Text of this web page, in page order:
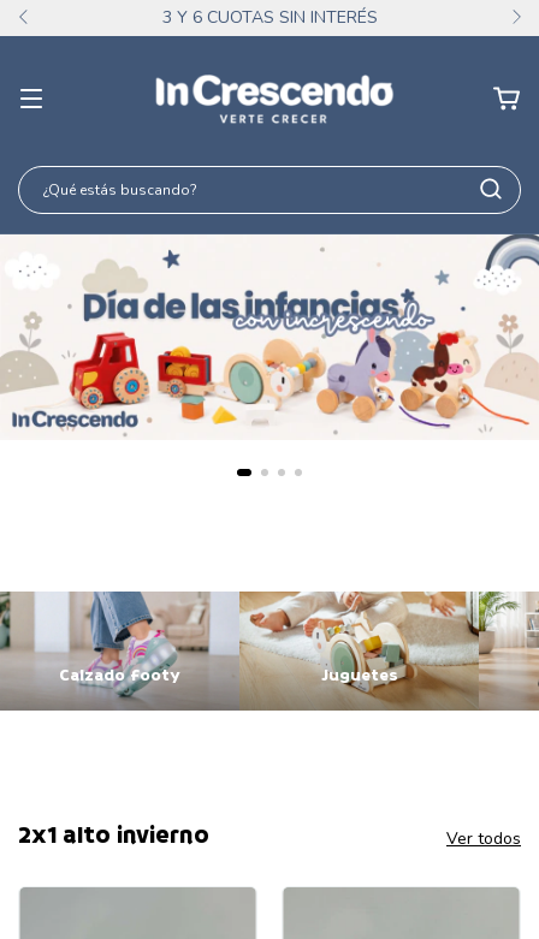
3 Y 6 CUOTAS SIN INTERÉS
Calzado footy Juguetes
2x1 alto invierno Ver todos